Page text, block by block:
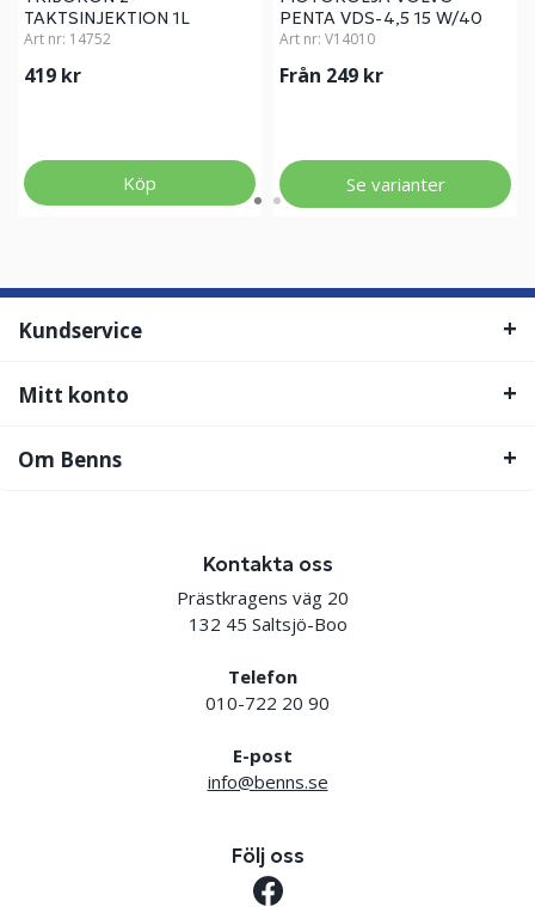
TAKTSINJEKTION 1L
Art nr: 14752
419 kr
Köp
PENTA VDS-4,5 15 W/40
Art nr: V14010
Från 249 kr
Se varianter
Kundservice
Mitt konto
Om Benns
Kontakta oss
Prästkragens väg 20
132 45 Saltsjö-Boo
Telefon
010-722 20 90
E-post
info@benns.se
Följ oss